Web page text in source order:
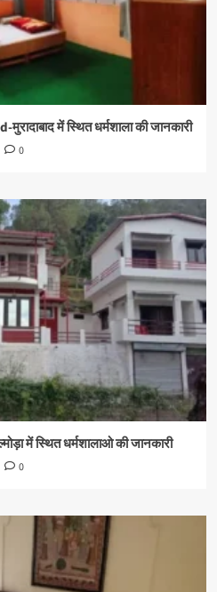
में स्थित धर्मशाला की जानकारी
0
में स्थित धर्मशालाओ की जानकारी
0